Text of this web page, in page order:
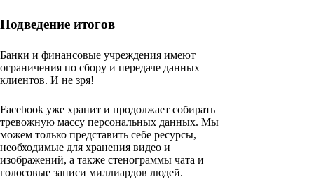
Подведение итогов
Банки и финансовые учреждения имеют
ограничения по сбору и передаче данных
клиентов. И не зря!
Facebook уже хранит и продолжает собирать
тревожную массу персональных данных. Мы
можем только представить себе ресурсы,
необходимые для хранения видео и
изображений, а также стенограммы чата и
голосовые записи миллиардов людей.